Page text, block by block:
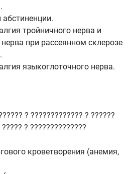
тройничного нерва и
при рассеянном склерозе
языкоглоточного нерва.
? ????????????? ? ??????
? ??????????????
кроветворения (анемия,